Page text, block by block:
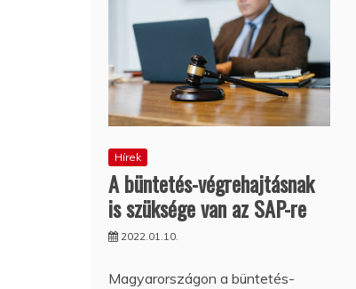
Hírek
A büntetés-végrehajtásnak
is szüksége van az SAP-re
2022.01.10.
Magyarországon a büntetés-